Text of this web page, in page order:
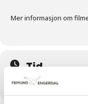
Mer informasjon om
Tid
November 19, 2024 17:30 -